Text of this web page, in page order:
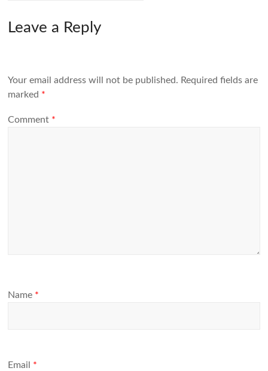
Leave a Reply
Your email address will not be published. Required fields are
marked *
Comment *
Name *
Email *